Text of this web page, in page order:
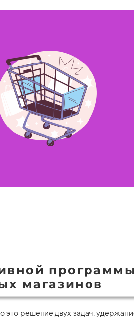
программы
магазинов
это решение двух задач: